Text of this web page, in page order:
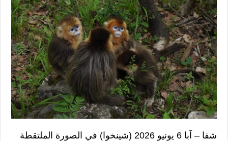
شفا – آبا 6 يونيو 2026 (شينخوا) في الصورة الملتقطة